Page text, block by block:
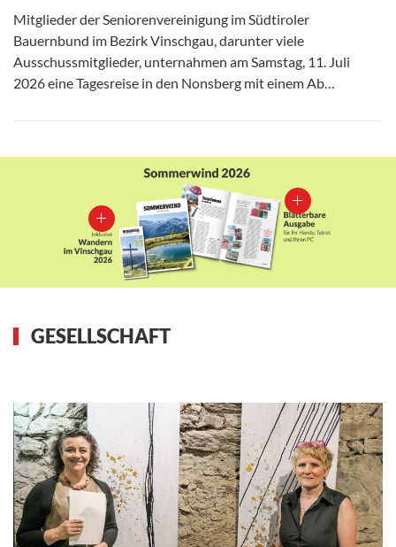
Mitglieder der Seniorenvereinigung im Südtiroler
Bauernbund im Bezirk Vinschgau, darunter viele
Ausschussmitglieder, unternahmen am Samstag, 11. Juli
2026 eine Tagesreise in den Nonsberg mit einem Ab…
GESELLSCHAFT